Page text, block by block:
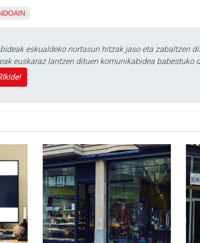
eskualdeko nortasun hitzak jaso eta zabaltzen
euskaraz lantzen dituen komunikabidea babestuko